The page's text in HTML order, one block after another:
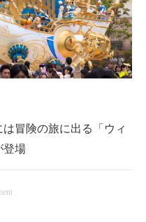
冒険の旅に出る「ウィ
登場